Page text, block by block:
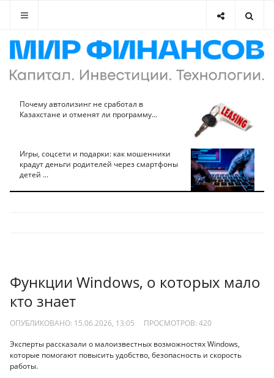
Почему автолизинг не сработал в
Казахстане и отменят ли программу...
Игры, соцсети и подарки: как мошенники
крадут деньги родителей через смартфоны
детей ...
Функции Windows, о которых мало
кто знает
ОПУБЛИКОВАНО: 15.06.2026, 13:05 ПРОСМОТРОВ: 420
Эксперты рассказали о малоизвестных возможностях Windows,
которые помогают повысить удобство, безопасность и скорость
работы.